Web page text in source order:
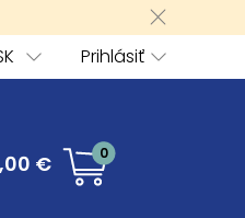
Prihlásiť
€ 0